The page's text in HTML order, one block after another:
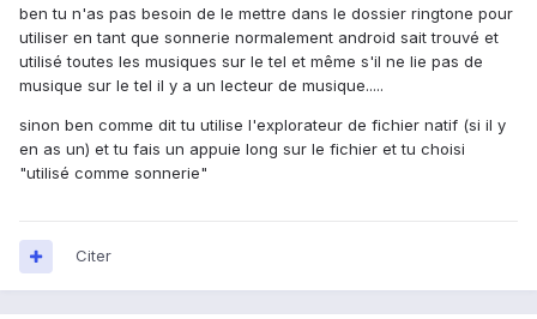
ben tu n'as pas besoin de le mettre dans le dossier ringtone pour
utiliser en tant que sonnerie normalement android sait trouvé et
utilisé toutes les musiques sur le tel et même s'il ne lie pas de
musique sur le tel il y a un lecteur de musique.....
sinon ben comme dit tu utilise l'explorateur de fichier natif (si il y
en as un) et tu fais un appuie long sur le fichier et tu choisi
"utilisé comme sonnerie"
Citer